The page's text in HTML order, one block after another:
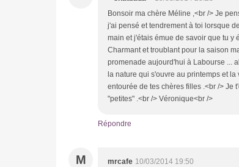
Bonsoir ma chère Méline ,<br /> Je
j'ai pensé et tendrement à toi lorsque
main et j'étais émue de savoir que tu y
Charmant et troublant pour la saison
promenade aujourd'hui à Labourse ...
la nature qui s'ouvre au printemps et
entourée de tes chères filles .<br /> Je
"petites" .<br /> Véronique<br />
Répondre
M mrcafe 10/03/2014 19:50